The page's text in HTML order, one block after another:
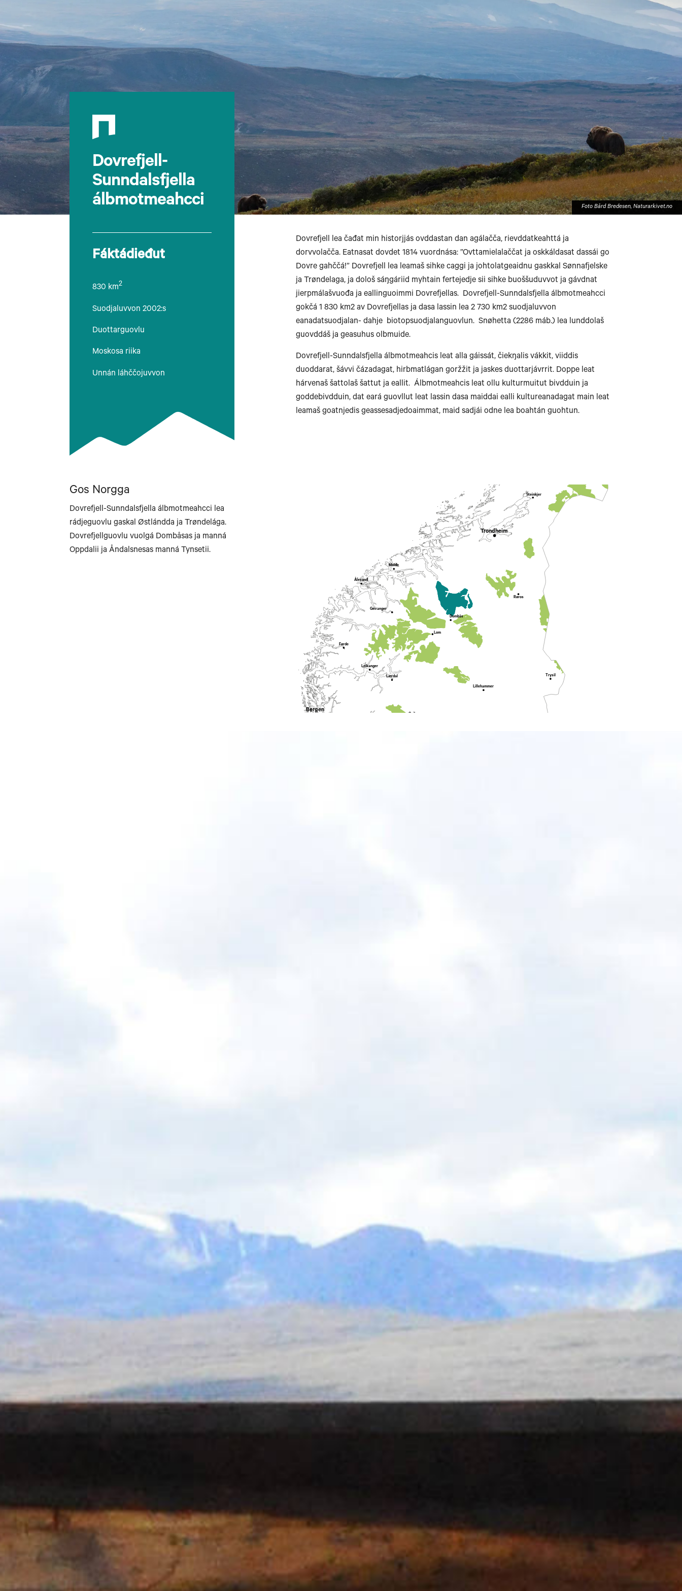
Foto Bård Bredesen, Naturarkivet.no
Dovrefjell-
Sunndalsfjella
álbmotmeahcci
Fáktádieđut
830 km2
Suodjaluvvon 2002:s
Duottarguovlu
Moskosa riika
Unnán láhččojuvvon
Dovrefjell lea čađat min historjjás ovddastan dan agálačča, rievddatkeahttá ja
dorvvolačča. Eatnasat dovdet 1814 vuordnása: ”Ovttamielalaččat ja oskkáldasat dassái go
Dovre gahččá!” Dovrefjell lea leamaš sihke caggi ja johtolatgeaidnu gaskkal Sønnafjelske
ja Trøndelaga, ja dološ sáŋgáriid myhtain fertejedje sii sihke buoššuduvvot ja gávdnat
jierpmálašvuođa ja eallinguoimmi Dovrefjellas. Dovrefjell-Sunndalsfjella álbmotmeahcci
gokčá 1 830 km2 av Dovrefjellas ja dasa lassin lea 2 730 km2 suodjaluvvon
eanadatsuodjalan- dahje biotopsuodjalanguovlun. Snøhetta (2286 máb.) lea lunddolaš
guovddáš ja geasuhus olbmuide.
Dovrefjell-Sunndalsfjella álbmotmeahcis leat alla gáissát, čiekŋalis vákkit, viiddis
duoddarat, šávvi čázadagat, hirbmatlágan goržžit ja jaskes duottarjávrrit. Doppe leat
hárvenaš šattolaš šattut ja eallit. Álbmotmeahcis leat ollu kulturmuitut bivdduin ja
goddebivdduin, dat eará guovllut leat lassin dasa maiddai ealli kultureanadagat main leat
leamaš goatnjedis geassesadjedoaimmat, maid sadjái odne lea boahtán guohtun.
Gos Norgga
Dovrefjell-Sunndalsfjella álbmotmeahcci lea
rádjeguovlu gaskal Østlándda ja Trøndelága.
Dovrefjellguovlu vuolgá Dombåsas ja manná
Oppdalii ja Åndalsnesas manná Tynsetii.
Bergen
Trondheim
Longyearbyen
Geilo
Dombås
Røros
Steinkjer
Brønnøysund
Harstad
Lillehammer
Trysil
Lærdal
Leikanger
Geiranger
Førde
Ålesund
Molde
Lom